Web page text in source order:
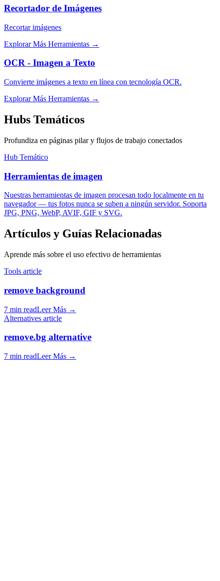
Recortador de Imágenes
Recortar imágenes
Explorar Más Herramientas →
OCR - Imagen a Texto
Convierte imágenes a texto en línea con tecnología OCR.
Explorar Más Herramientas →
Hubs Temáticos
Profundiza en páginas pilar y flujos de trabajo conectados
Hub Temático
Herramientas de imagen
Nuestras herramientas de imagen procesan todo localmente en tu
navegador — tus fotos nunca se suben a ningún servidor. Soporta
JPG, PNG, WebP, AVIF, GIF y SVG.
Artículos y Guías Relacionadas
Aprende más sobre el uso efectivo de herramientas
Tools article
remove background
7 min readLeer Más →
Alternatives article
remove.bg alternative
7 min readLeer Más →